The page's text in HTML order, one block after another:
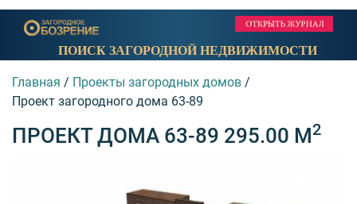
ПОИСК ЗАГОРОДНОЙ НЕДВИЖИМОСТИ
Главная / Проекты загородных домов /
Проект загородного дома 63-89
ПРОЕКТ ДОМА 63-89 295.00 М2